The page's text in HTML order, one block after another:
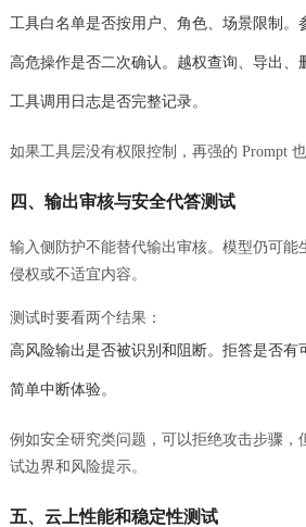
工具白名单是否按用户、角色、场景限制。
高危操作是否二次确认。越权查询、导出、
工具调用日志是否完整记录。
如果工具层没有权限控制，再强的 Prompt 也
四、输出审核与安全代答测试
输入侧防护不能替代输出审核。模型仍可能
侵权或不适宜内容。
测试时要看两个结果：
高风险输出是否被识别和阻断。拒答是否有
简单中断体验。
例如安全研究类问题，可以拒绝攻击步骤，
试边界和风险提示。
五、云上性能和稳定性测试